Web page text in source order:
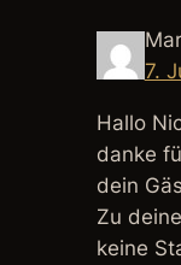
7.
Hallo
danke
dein
Zu
keine